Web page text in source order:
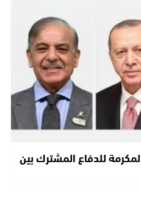
للدفاع المشترك بين